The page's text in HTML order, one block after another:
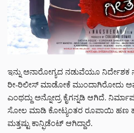
ಇನ್ನು ಅನಾರೋಗ್ಯದ ನಡುವೆಯೂ
ರೀ-ರಿಲೀಸ್ ಮಾಡೋಕೆ ಮುಂದಾಗಿರೋದು
ಎಂಥದ್ದು ಅನ್ನೋದ್ರ ಕೈಗನ್ನಡಿ ಆಗಿದೆ.
ಸೋಲ ಮಾಡಿ ಕೋಟ್ಯಂತರ ರೂಪಾಯಿ ಹಣ
ಮತ್ತಷ್ಟು ಕಾನ್ಫಿಡೆಂಟ್ ಆಗಿದ್ದಾರೆ.